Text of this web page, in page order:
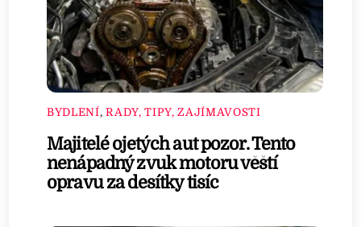
BYDLENÍ,RADY, TIPY, ZAJÍMAVOSTI
Majitelé ojetých aut pozor. Tento
nenápadný zvuk motoru věští
opravu za desítky tisíc